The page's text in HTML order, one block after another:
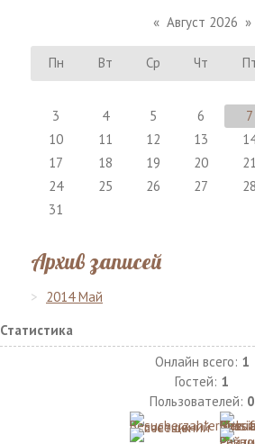
« Август 2026 »
Пн Вт Ср Чт
3
4 5 6 7
10
11 12 13
17
18 19 20 21
24
25 26 27 28
31
Архив записей
2014 Май
Статистика
Онлайн всего: 1
Гостей: 1
Пользователей: 0